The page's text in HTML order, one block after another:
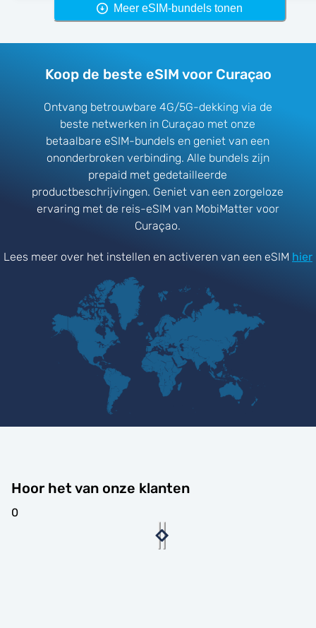
Meer eSIM-bundels tonen
Koop de beste eSIM voor Curaçao
Ontvang betrouwbare 4G/5G-dekking via de
beste netwerken in Curaçao met onze
betaalbare eSIM-bundels en geniet van een
ononderbroken verbinding. Alle bundels zijn
prepaid met gedetailleerde
productbeschrijvingen. Geniet van een zorgeloze
ervaring met de reis-eSIM van MobiMatter voor
Curaçao.
Lees meer over het instellen en activeren van een eSIM hier
Hoor het van onze klanten
0